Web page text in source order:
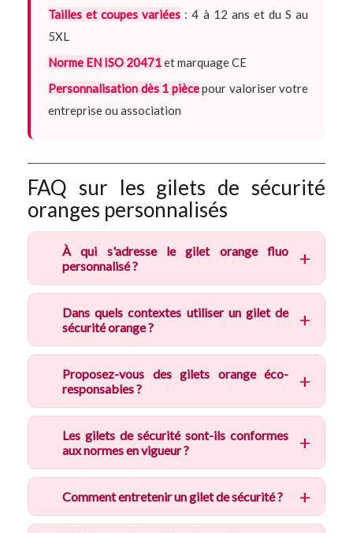
Tailles et coupes variées : 4 à 12 ans et du S au
5XL
Norme EN ISO 20471et marquage CE
Personnalisation dès 1 piècepour valoriser votre
entreprise ou association
FAQ sur les gilets de sécurité
oranges personnalisés
À qui s'adresse le gilet orange fluo
personnalisé ?
Dans quels contextes utiliser un gilet de
sécurité orange ?
Proposez-vous des gilets orange éco-
responsables ?
Les gilets de sécurité sont-ils conformes
aux normes en vigueur ?
Comment entretenir un gilet de sécurité ?